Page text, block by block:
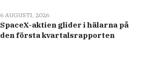
6 AUGUSTI, 2026
SpaceX-aktien glider i hälarna på
den första kvartalsrapporten